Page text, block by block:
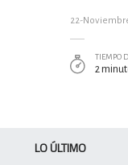
22-
TIEMPO
2
LO ÚLTIMO